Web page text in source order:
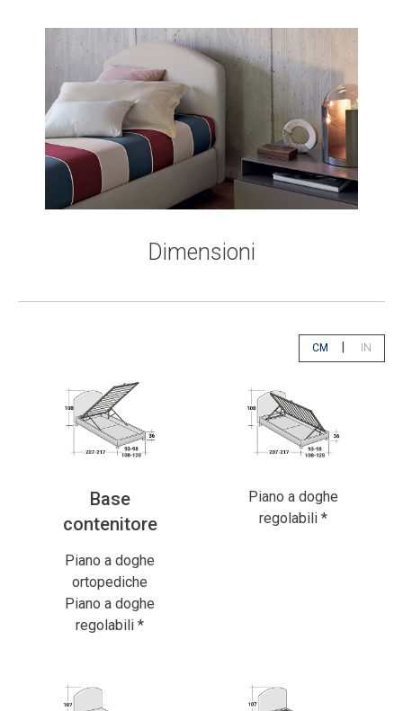
Dimensioni
CM
Seleziona
|
IN
Base
contenitore
Piano a doghe
ortopediche
Piano a doghe
regolabili *
Piano a doghe
regolabili *